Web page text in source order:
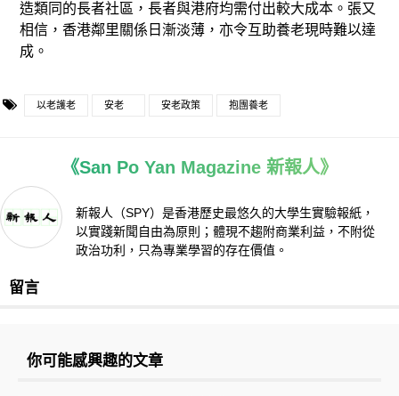
造類同的長者社區，長者與港府均需付出較大成本。張又
相信，香港鄰里關係日漸淡薄，亦令互助養老現時難以達
成。
以老護老 安老 安老政策 抱團養老
《San Po Yan Magazine 新報人》
新報人（SPY）是香港歷史最悠久的大學生實驗報紙，
以實踐新聞自由為原則；體現不趨附商業利益，不附從
政治功利，只為專業學習的存在價值。
留言
你可能感興趣的文章